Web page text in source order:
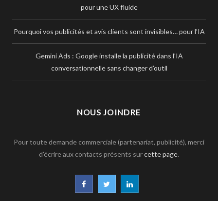
pour une UX fluide
Pourquoi vos publicités et avis clients sont invisibles… pour l’IA
Gemini Ads : Google installe la publicité dans l’IA
conversationnelle sans changer d’outil
NOUS JOINDRE
Pour toute demande commerciale (partenariat, publicité), merci
d’écrire aux contacts présents surcette page.
F L